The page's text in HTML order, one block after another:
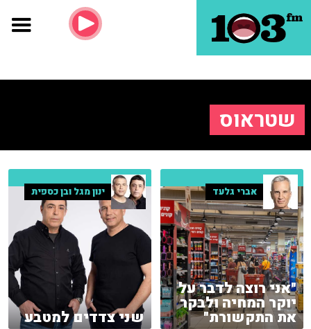
שטראוס
אברי גלעד
"אני רוצה לדבר על
יוקר המחיה ולבקר
את התקשורת"
ינון מגל ובן כספית
שני צדדים למטבע